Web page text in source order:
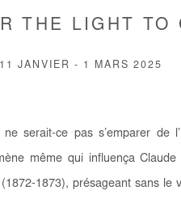
THE LIGHT TO
11 JANVIER - 1 MARS 2025
serait-ce pas s’emparer de
même qui influença
(1872-1873), présageant sans le